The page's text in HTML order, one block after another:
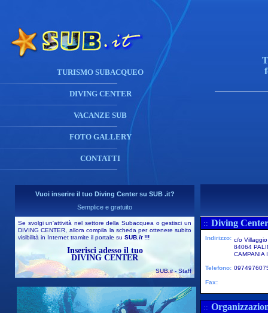
TURISMO SUBACQUEO
DIVING CENTER
VACANZE SUB
FOTO GALLERY
CONTATTI
Vuoi inserire il tuo Diving Center su SUB .it?
Semplice e gratuito
Se svolgi un'attività nel settore della Subacquea o gestisci un
DIVING CENTER, allora compila la scheda per ottenere subito
visibilità in Internet tramite il portale su SUB .it!!!
Inserisci adesso il tuo
DIVING CENTER
SUB.it- Staff
:: Diving
Indirizzo: c/o
84064
CAMPANIA
Telefono:
Fax:
::